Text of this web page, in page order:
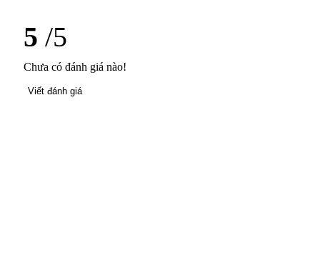
5 /5
Chưa có đánh giá nào!
Viết đánh giá